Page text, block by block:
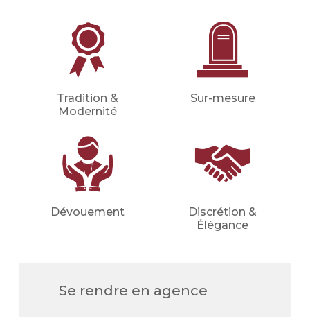
Financer les obsèques
Financer vos obsèques par
proches d'une dépense imprévue.
Votre conseiller en prévoyance
montant du capital nécessaire et les
meilleures mensualités adaptées à
votre situation (familiale, financière,
etc.).
Tradition &
Modernité
Sur-mesure
Dévouement
Discrétion &
Élégance
Se rendre en agence